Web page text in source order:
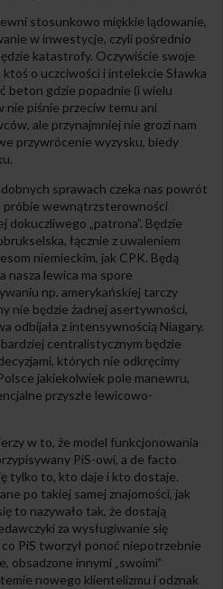
stosunkowo miękkie lądowanie,
w inwestycje, czyli pośrednio
katastrofy. Oczywiście swoje
o uczciwości i intelekcie Sławka
beton gdzie popadnie (i wielu
nie piśnie przeciw temu ani
ale przynajmniej nie grozi nam
przywrócenie wyzysku, biedy
sprawach czeka nas powrót
próbie wewnątrzsterowności
dokuczliwego „patrona”. Będzie
łącznie z uwaleniem
niemieckim, jak CPK. Będą
nasza lewica ma spore
np. amerykańskiej tarczy
nie będzie żadnej asertywności,
odbijała z intensywnością Niagary.
centralistycznym będzie
których nie odkręcimy
jakiekolwiek pole manewru,
przyszłe lewicowo-
w to, że model funkcjonowania
PiS-owi, a de facto
tylko to, kto daje i kto dostaje.
po takiej samej znajomości, jak
to nazywało tak, że dostają
za wysługiwanie się
PiS tworzył ponoć niepotrzebnie
obsadzone innymi „swoimi”
nowego klientelizmu i odznak